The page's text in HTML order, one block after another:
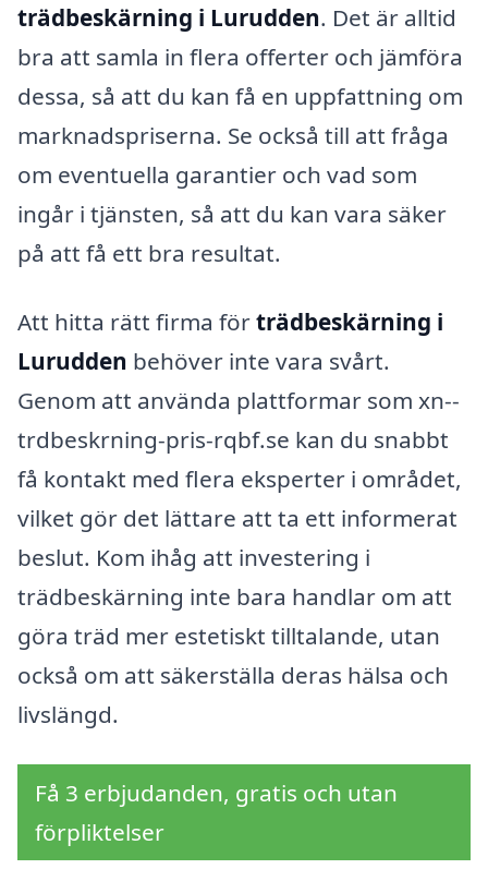
trädbeskärning i Lurudden. Det är alltid
bra att samla in flera offerter och jämföra
dessa, så att du kan få en uppfattning om
marknadspriserna. Se också till att fråga
om eventuella garantier och vad som
ingår i tjänsten, så att du kan vara säker
på att få ett bra resultat.
Att hitta rätt firma förträdbeskärning i
Lurudden behöver inte vara svårt.
Genom att använda plattformar som xn--
trdbeskrning-pris-rqbf.se kan du snabbt
få kontakt med flera eksperter i området,
vilket gör det lättare att ta ett informerat
beslut. Kom ihåg att investering i
trädbeskärning inte bara handlar om att
göra träd mer estetiskt tilltalande, utan
också om att säkerställa deras hälsa och
livslängd.
Få 3 erbjudanden, gratis och utan
förpliktelser